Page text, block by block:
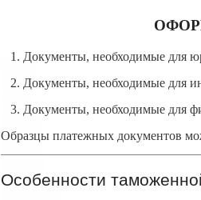
1. Документы, необходимые для
2. Документы, необходимые для
3. Документы, необходимые для
Образцы платежных документов
Особенности